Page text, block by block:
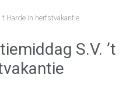
Harde in herfstvakantie
S.V. ’t